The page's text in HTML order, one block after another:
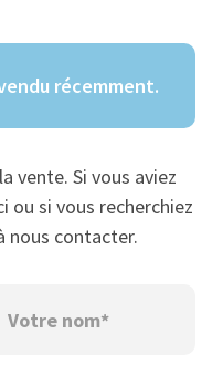
récemment.
vente. Si vous aviez
ou si vous recherchiez
nous contacter.